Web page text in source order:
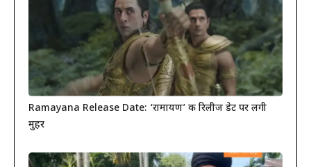
Ramayana Release Date: ‘रामायण’ की रिलीज डेट पर लगी
मुहर